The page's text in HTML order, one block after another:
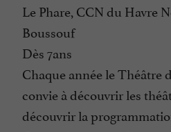
Le Phare, CCN du Havre
Boussouf
Dès 7ans
Chaque année le Théâtre
convie à découvrir les
découvrir la